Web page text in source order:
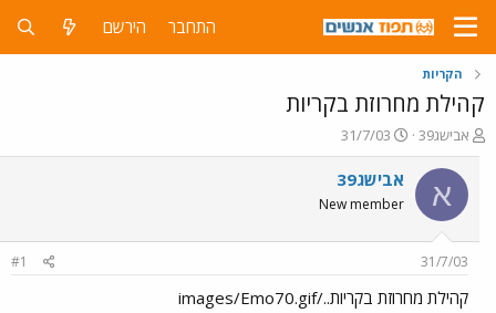
התחבר הירשם
הקריות
קהילת מחרוזת בקריות
פ
ו
ת
ח
ה
ש
א
אבישג39
פ
ו
ר
ס
ם
ר
31/7/03
א אבישג39
New member
31/7/03
#1
קהילת מחרוזת בקריות../images/Emo70.gif